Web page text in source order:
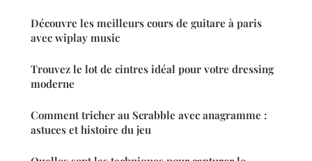
Découvre les meilleurs cours de guitare à paris
avec wiplay music
Trouvez le lot de cintres idéal pour votre dressing
moderne
Comment tricher au Scrabble avec anagramme :
astuces et histoire du jeu